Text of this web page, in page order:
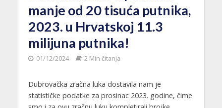
manje od 20 tisuća putnika,
2023. u Hrvatskoj 11.3
milijuna putnika!
01/12/2024 2 Min čitanja
Dubrovačka zračna luka dostavila nam je
statističke podatke za prosinac 2023. godine, čime